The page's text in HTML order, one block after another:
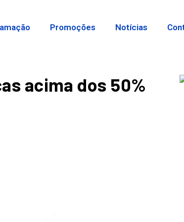
Promoções Notícias
acima dos 50%